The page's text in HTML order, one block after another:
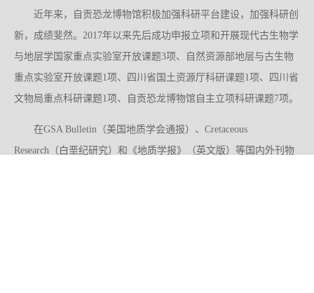
近年来，自贡恐龙博物馆积极加强科研平台建设，加强科研创
新，成绩斐然。2017年以来先后成功申报立项和开展现代古生物学
与地层学国家重点实验室开放课题3项、自然资源部地层与古生物
重点实验室开放课题1项、四川省国土资源厅科研课题1项、四川省
文物局重点科研课题1项、自贡恐龙博物馆自主立项科研课题7项。
在GSA Bulletin（美国地质学会通报）、Cretaceous
Research（白垩纪研究）和《地质学报》（英文版）等国内外刊物